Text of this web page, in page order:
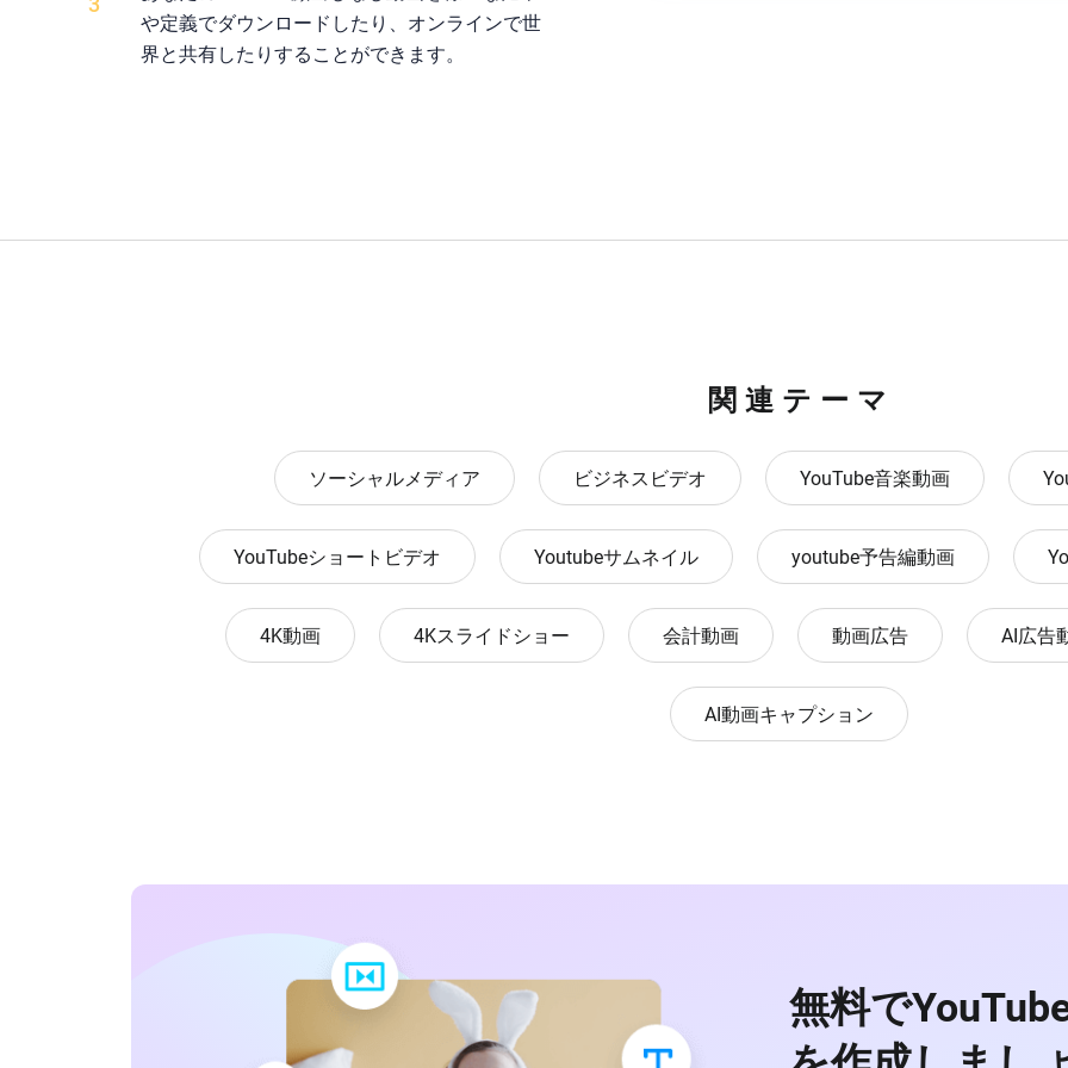
や定義でダウンロードしたり、オンラインで世
界と共有したりすることができます。
関連テーマ
ソーシャルメディア ビジネスビデオ YouTube音楽動画
YouTubeショートビデオ Youtubeサムネイル youtube予告編動画
4K動画 4Kスライドショー 会計動画 動画広告 AI広告
AI動画キャプション
無料で